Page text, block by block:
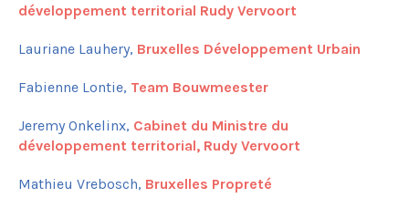
développement territorial Rudy Vervoort
Lauriane Lauhery, Bruxelles Développement Urbain
Fabienne Lontie, Team Bouwmeester
Jeremy Onkelinx, Cabinet du Ministre du
développement territorial, Rudy Vervoort
Mathieu Vrebosch, Bruxelles Propreté